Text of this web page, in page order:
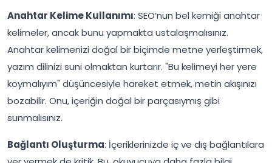
Anahtar Kelime Kullanımı: SEO’nun bel kemiği anahtar
kelimeler, ancak bunu yapmakta ustalaşmalısınız.
Anahtar kelimenizi doğal bir biçimde metne yerleştirmek,
yazım dilinizi suni olmaktan kurtarır. "Bu kelimeyi her yere
koymalıyım" düşüncesiyle hareket etmek, metin akışınızı
bozabilir. Onu, içeriğin doğal bir parçasıymış gibi
sunmalısınız.
Bağlantı Oluşturma: İçeriklerinizde iç ve dış bağlantılara